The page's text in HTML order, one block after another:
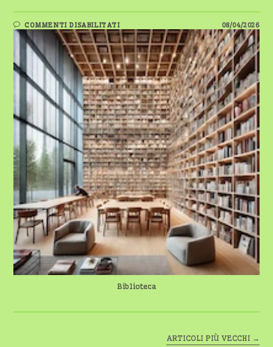
COMMENTI DISABILITATISU
PRIMAVERA
PER
LEGGERE:
A
MAGENTA
ARRIVA
IL
“LIBRO
PARLANTE”
08/04/2026
Biblioteca
ARTICOLI PIÙ VECCHI →